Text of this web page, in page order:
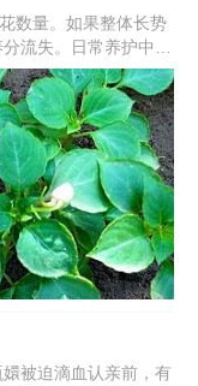
数量。如果整体长势
流失。日常养护中剪
大范围的修剪，利于
被迫滴血认亲前，有